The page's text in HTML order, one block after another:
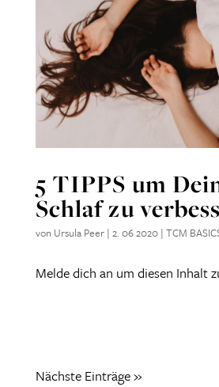
5 TIPPS um
Schlaf zu
von Ursula Peer| 2. 06 2020| TCM
Melde dich an um diesen Inhalt
Nächste Einträge »